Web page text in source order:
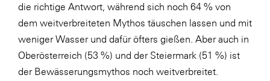
die richtige Antwort, während sich noch 64 % von
dem weitverbreiteten Mythos täuschen lassen und mit
weniger Wasser und dafür öfters gießen. Aber auch in
Oberösterreich (53 %) und der Steiermark (51 %) ist
der Bewässerungsmythos noch weitverbreitet.